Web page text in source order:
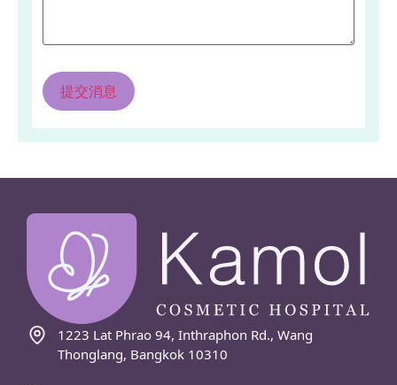
1223 Lat Phrao 94, Inthraphon Rd., Wang
Thonglang, Bangkok 10310